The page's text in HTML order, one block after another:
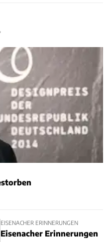
EISENACHER ERINNERUNGEN
Eisenacher Erinnerungen